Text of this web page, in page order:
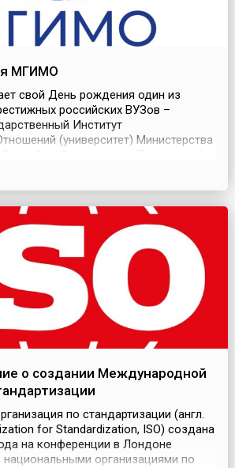
МГИМО
свой День рождения один из
российских ВУЗов –
Институт
(университет) Министерства
определённого...
о создании Международной
по стандартизации (англ.
for Standardization, ISO) создана
на конференции в Лондоне
организациями по